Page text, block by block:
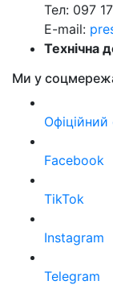
Тел: 097
E-mail:
Технічна
Ми у
Офіційний
Facebook
TikTok
Instagram
Telegram